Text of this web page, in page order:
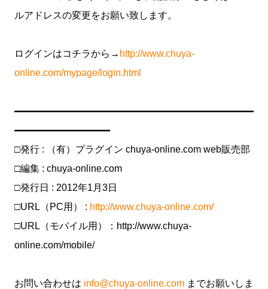
ルアドレスの変更をお願い致します。
ログインはコチラから→ http://www.chuya-
online.com/mypage/login.html
━━━━━━━━━━━━━━━━━━━━━━━━━
━━━━━━━━━━
□発行 : （有）プラグイン chuya-online.com web販売部
□編集 : chuya-online.com
□発行日 : 2012年1月3日
□URL（PC用） : http://www.chuya-online.com/
□URL（モバイル用）：http://www.chuya-
online.com/mobile/
お問い合わせは info@chuya-online.com までお願いしま